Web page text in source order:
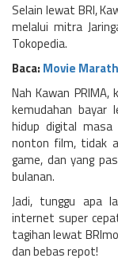
Selain lewat BRI,
melalui mitra
Tokopedia.
Baca: Movie
Nah Kawan
kemudahan bayar
hidup digital
nonton film, tidak
game, dan yang
bulanan.
Jadi, tunggu apa
internet super
tagihan lewat
dan bebas repot!